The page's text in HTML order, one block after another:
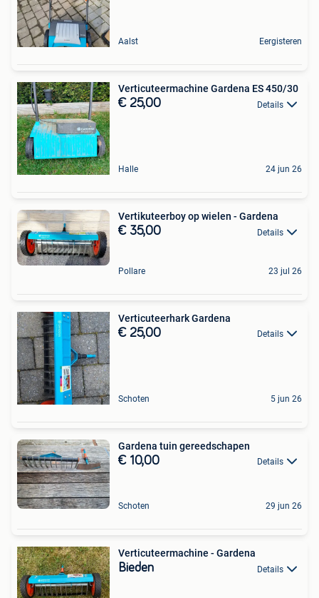
Aalst Eergisteren
Verticuteermachine Gardena ES 450/30
€ 25,00 Details
Halle 24 jun 26
Vertikuteerboy op wielen - Gardena
€ 35,00 Details
Pollare 23 jul 26
Verticuteerhark Gardena
€ 25,00 Details
Schoten 5 jun 26
Gardena tuin gereedschapen
€ 10,00 Details
Schoten 29 jun 26
Verticuteermachine - Gardena
Bieden Details